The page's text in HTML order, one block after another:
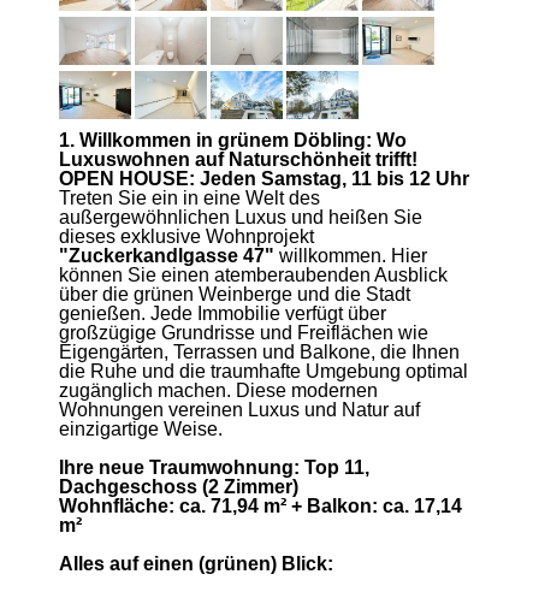
1. Willkommen in grünem Döbling: Wo
Luxuswohnen auf Naturschönheit trifft!
OPEN HOUSE: Jeden Samstag, 11 bis 12 Uhr
Treten Sie ein in eine Welt des
außergewöhnlichen Luxus und heißen Sie
dieses exklusive Wohnprojekt
"Zuckerkandlgasse 47" willkommen. Hier
können Sie einen atemberaubenden Ausblick
über die grünen Weinberge und die Stadt
genießen. Jede Immobilie verfügt über
großzügige Grundrisse und Freiflächen wie
Eigengärten, Terrassen und Balkone, die Ihnen
die Ruhe und die traumhafte Umgebung optimal
zugänglich machen. Diese modernen
Wohnungen vereinen Luxus und Natur auf
einzigartige Weise.
Ihre neue Traumwohnung: Top 11,
Dachgeschoss (2 Zimmer)
Wohnfläche: ca. 71,94 m² + Balkon: ca. 17,14
m²
Alles auf einen (grünen) Blick: